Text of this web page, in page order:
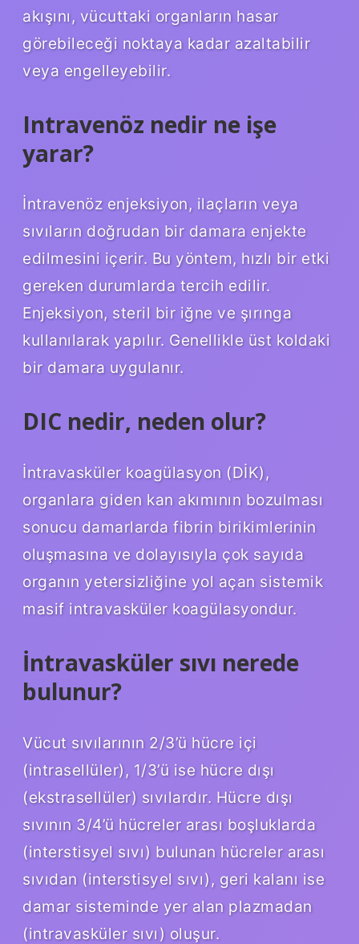
akışını, vücuttaki organların hasar
görebileceği noktaya kadar azaltabilir
veya engelleyebilir.
Intravenöz nedir ne işe
yarar?
İntravenöz enjeksiyon, ilaçların veya
sıvıların doğrudan bir damara enjekte
edilmesini içerir. Bu yöntem, hızlı bir etki
gereken durumlarda tercih edilir.
Enjeksiyon, steril bir iğne ve şırınga
kullanılarak yapılır. Genellikle üst koldaki
bir damara uygulanır.
DIC nedir, neden olur?
İntravasküler koagülasyon (DİK),
organlara giden kan akımının bozulması
sonucu damarlarda fibrin birikimlerinin
oluşmasına ve dolayısıyla çok sayıda
organın yetersizliğine yol açan sistemik
masif intravasküler koagülasyondur.
İntravasküler sıvı nerede
bulunur?
Vücut sıvılarının 2/3’ü hücre içi
(intrasellüler), 1/3’ü ise hücre dışı
(ekstrasellüler) sıvılardır. Hücre dışı
sıvının 3/4’ü hücreler arası boşluklarda
(interstisyel sıvı) bulunan hücreler arası
sıvıdan (interstisyel sıvı), geri kalanı ise
damar sisteminde yer alan plazmadan
(intravasküler sıvı) oluşur.